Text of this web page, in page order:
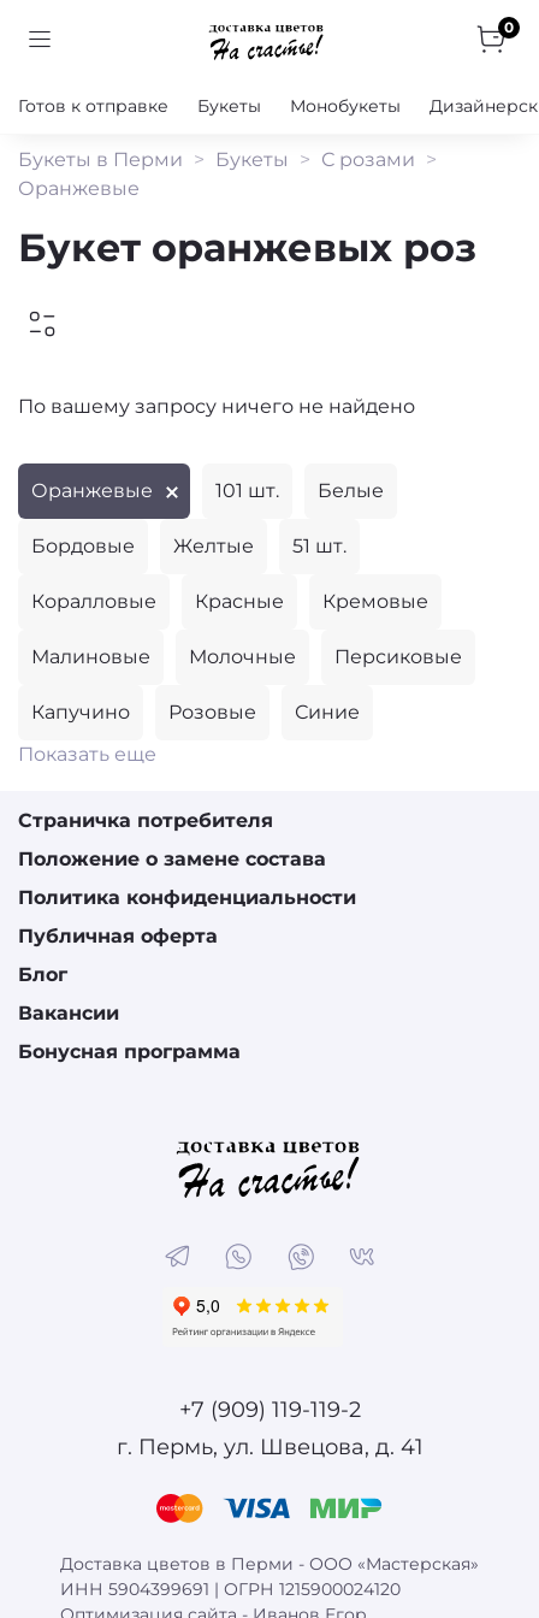
0
Готов к отправке Букеты Монобукеты
Букеты в Перми Букеты
С розами
Оранжевые
Букет оранжевых роз
По вашему запросу ничего не найдено
Оранжевые 101 шт. Белые
Бордовые Желтые 51 шт.
Коралловые Красные Кремовые
Малиновые Молочные Персиковые
Капучино Розовые
Синие
Показать еще
Страничка потребителя
Положение о замене состава
Политика конфиденциальности
Публичная оферта
Блог
Вакансии
Бонусная программа
+7 (909) 119-119-2
г. Пермь, ул. Швецова, д. 41
Доставка цветов в Перми - ООО «Мастерская»
ИНН 5904399691 | ОГРН 1215900024120